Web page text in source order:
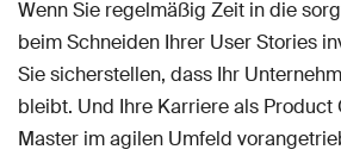
Wenn Sie regelmäßig Zeit in die
beim Schneiden Ihrer User Stories
Sie sicherstellen, dass Ihr
bleibt. Und Ihre Karriere als Product
Master im agilen Umfeld